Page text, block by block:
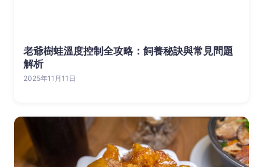
老爺樹蛙溫度控制全攻略：飼養秘訣與常見問題
解析
2025年11月11日